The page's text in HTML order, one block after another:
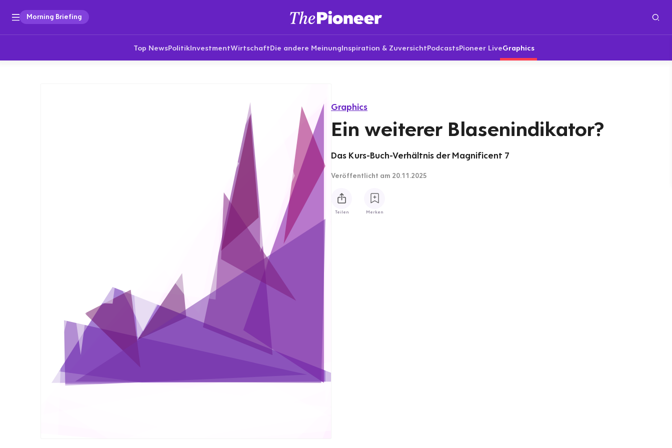
Morning Briefing
Top NewsPolitikInvestmentWirtschaftDie andere MeinungInspiration & ZuversichtPodcastsPioneer LiveGraphics
Graphics
Ein weiterer Blasenindikator?
Das Kurs-Buch-Verhältnis der Magnificent 7
Veröffentlicht am 20.11.2025
Teilen Merken